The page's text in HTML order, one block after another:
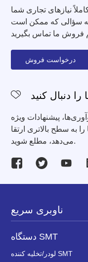
نیازهای تجاری شما
سؤالی که ممکن است
درخواست فروش
را دنبال کنید
پیشنهادات ویژه
به سطح بالاتری ارتقا
می‌دهد، مطلع شوید.
ناوبری سریع
دستگاه SMT
لودر/تخلیه کننده SMT